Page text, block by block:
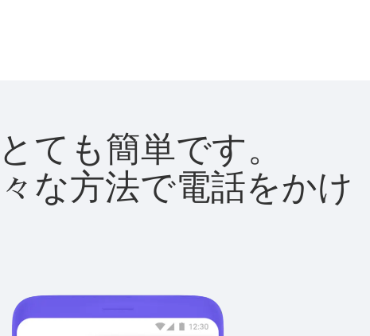
ても簡単です。
な方法で電話をかけ